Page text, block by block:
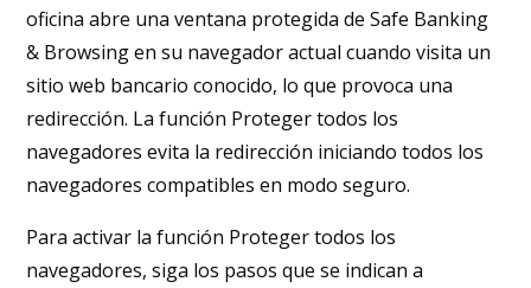
oficina abre una ventana protegida de Safe Banking
& Browsing en su navegador actual cuando visita un
sitio web bancario conocido, lo que provoca una
redirección. La función Proteger todos los
navegadores evita la redirección iniciando todos los
navegadores compatibles en modo seguro.
Para activar la función Proteger todos los
navegadores, siga los pasos que se indican a